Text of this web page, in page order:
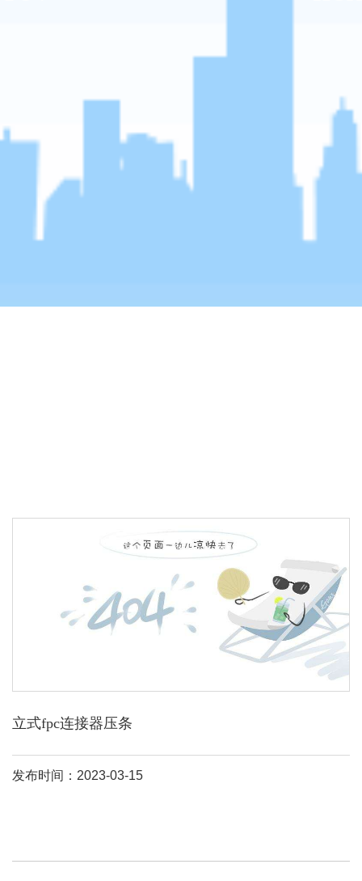
立式fpc连接器压条
发布时间：2023-03-15